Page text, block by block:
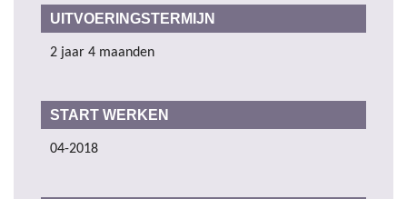
UITVOERINGSTERMIJN
2 jaar 4 maanden
START WERKEN
04-2018